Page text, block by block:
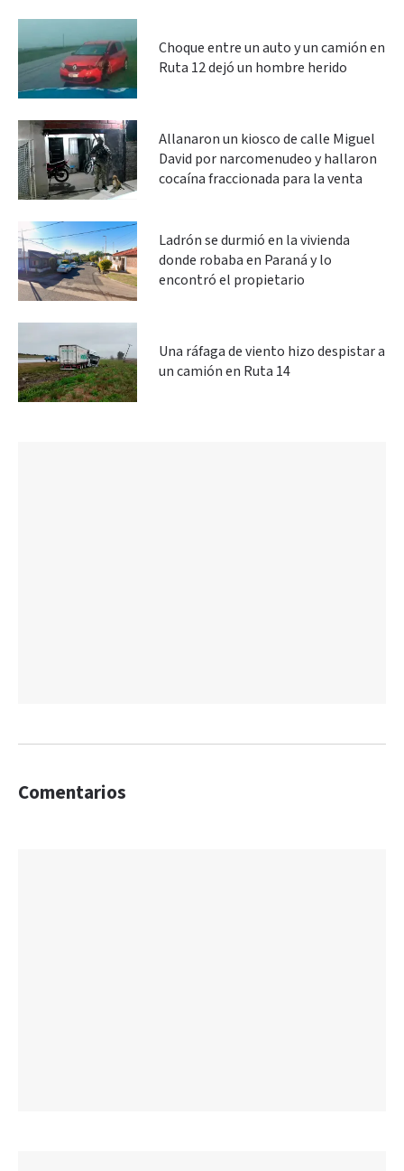
Choque entre un auto y un camión en
Ruta 12 dejó un hombre herido
Allanaron un kiosco de calle Miguel
David por narcomenudeo y hallaron
cocaína fraccionada para la venta
Ladrón se durmió en la vivienda
donde robaba en Paraná y lo
encontró el propietario
Una ráfaga de viento hizo despistar a
un camión en Ruta 14
Comentarios